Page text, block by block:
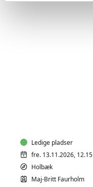
Ledige pladser
fre. 13.11.2026, 12.15
Holbæk
Maj-Britt Faurholm